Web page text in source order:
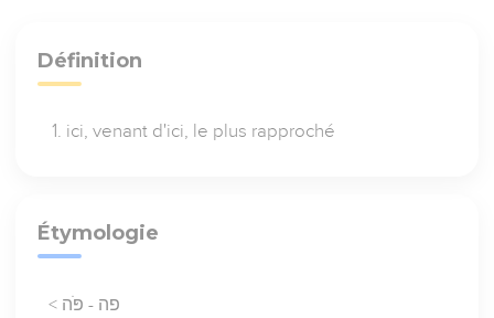
Définition
ici, venant d'ici, le plus rapproché
Étymologie
< פה - פֹּה